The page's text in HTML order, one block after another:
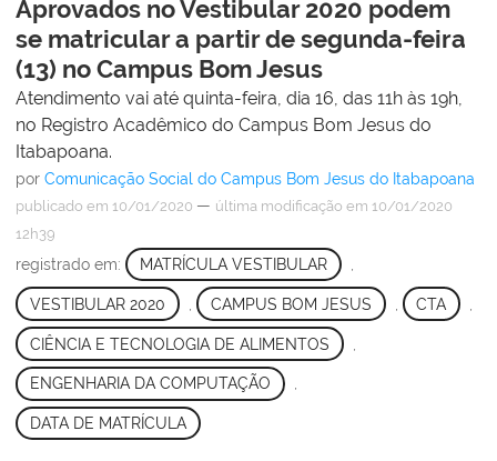
Aprovados no Vestibular 2020 podem
se matricular a partir de segunda-feira
(13) no Campus Bom Jesus
Atendimento vai até quinta-feira, dia 16, das 11h às 19h,
no Registro Acadêmico do Campus Bom Jesus do
Itabapoana.
por Comunicação Social do Campus Bom Jesus do Itabapoana
publicado em 10/01/2020 — última modificação em 10/01/2020
12h39
registrado em: MATRÍCULA VESTIBULAR
VESTIBULAR 2020 CAMPUS BOM JESUS CTA
CIÊNCIA E TECNOLOGIA DE ALIMENTOS
ENGENHARIA DA COMPUTAÇÃO ,
DATA DE MATRÍCULA